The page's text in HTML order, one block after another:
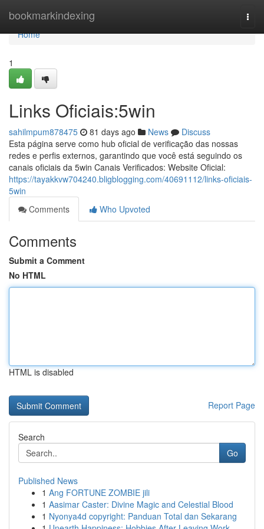
bookmarkindexing
Home
Home
1
Links Oficiais:5win
sahilmpum878475 81 days ago News
Discuss
Esta página serve como hub oficial de verificação das nossas
redes e perfis externos, garantindo que você está seguindo os
canais oficiais da 5win Canais Verificados: Website Oficial:
https://tayakkvw704240.bligblogging.com/40691112/links-oficiais-
5win
Comments
Who Upvoted
Comments
Submit a Comment
No HTML
HTML is disabled
Report Page
Search
Go
Published News
1 Ang FORTUNE ZOMBIE jili
1 Aasimar Caster: Divine Magic and Celestial Blood
1 Nyonya4d copyright: Panduan Total dan Sekarang